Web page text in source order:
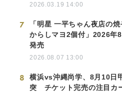
2026.03.19 14:00
7
「明星 一平ちゃん夜店の
からしマヨ2個付」2026年
発売
2026.08.07 13:00
8
横浜vs沖縄尚学、8月10日
突 チケット完売の注目カ